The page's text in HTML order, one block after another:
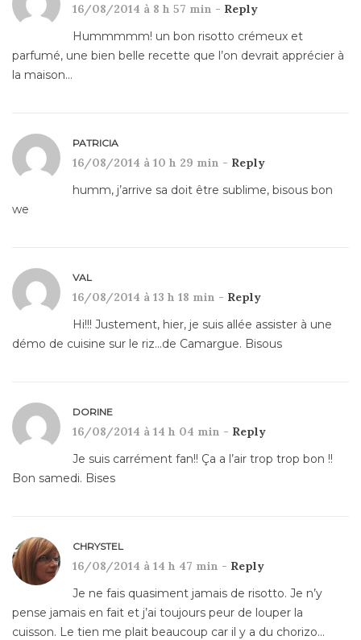
16/08/2014 à 8 h 57 min - Reply
Hummmmm! un bon risotto crémeux et
parfumé, une bien belle recette que l’on devrait apprécier à
la maison…
PATRICIA
16/08/2014 à 10 h 29 min - Reply
humm, j’arrive sa doit être sublime, bisous bon
we
VAL
16/08/2014 à 13 h 18 min - Reply
Hi!!! Justement, hier, je suis allée assister à une
démo de cuisine sur le riz…de Camargue. Bisous
DORINE
16/08/2014 à 14 h 04 min - Reply
Je suis carrément fan!! Ça a l’air trop trop bon !!
Bon samedi. Bises
CHRYSTEL
16/08/2014 à 14 h 47 min - Reply
Je ne fais quasiment jamais de risotto. Je n’y
pense jamais en fait et j’ai toujours peur de louper la
cuisson. Le tien me plait beaucoup car il y a du chorizo…